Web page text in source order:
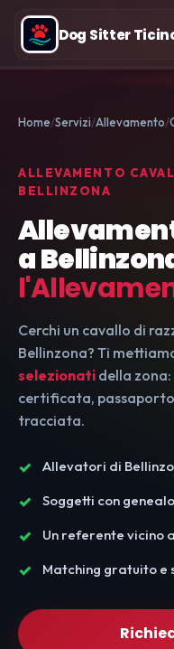
Dog Sitter
Home Servizi Allevamento
ALLEVAMENTO
BELLINZONA
a
Cerchi un cavallo di
Bellinzona? Ti
selezionati della
certificata,
tracciata.
Allevatori di
Soggetti con
Un referente vicino
Matching gratuito e